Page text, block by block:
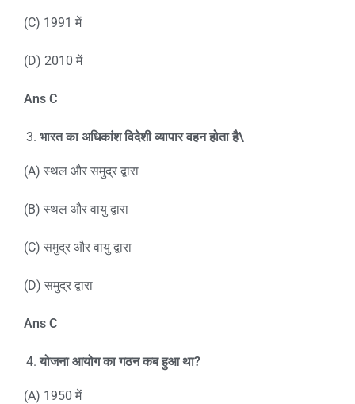
(C) 1991 में
(D) 2010 में
Ans C
भारत का अधिकांश विदेशी व्यापार वहन होता है\
(A) स्थल और समुद्र द्वारा
(B) स्थल और वायु द्वारा
(C) समुद्र और वायु द्वारा
(D) समुद्र द्वारा
Ans C
योजना आयोग का गठन कब हुआ था?
(A) 1950 में